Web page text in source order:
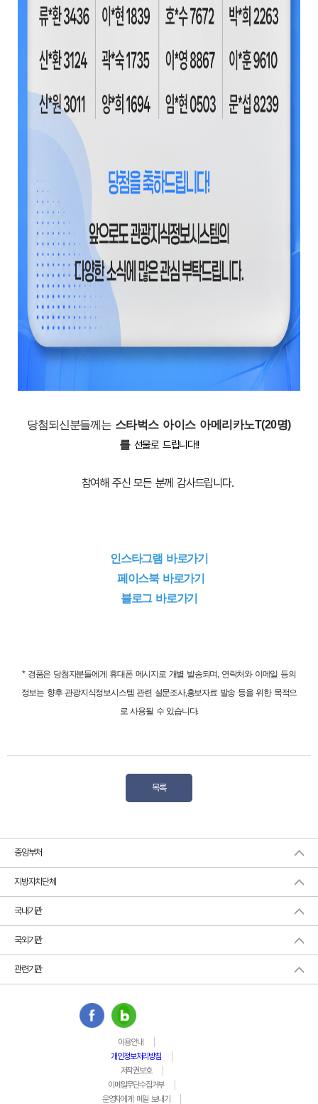
당첨되신분들께는 스타벅스 아이스 아메리카노T(20명)
를 선물로 드립니다!!
참여해 주신 모든 분께 감사드립니다.
인스타그램 바로가기
페이스북 바로가기
블로그 바로가기
* 경품은 당첨자분들에게 휴대폰 메시지로 개별 발송되며, 연락처와 이메일 등의
정보는 향후 관광지식정보시스템 관련 설문조사,홍보자료 발송 등을 위한 목적으
로 사용될 수 있습니다.
목록
중앙부처
지방자치단체
국내기관
국외기관
관련기관
이용안내
개인정보처리방침
저작권보호
이메일무단수집거부
운영자에게 메일 보내기